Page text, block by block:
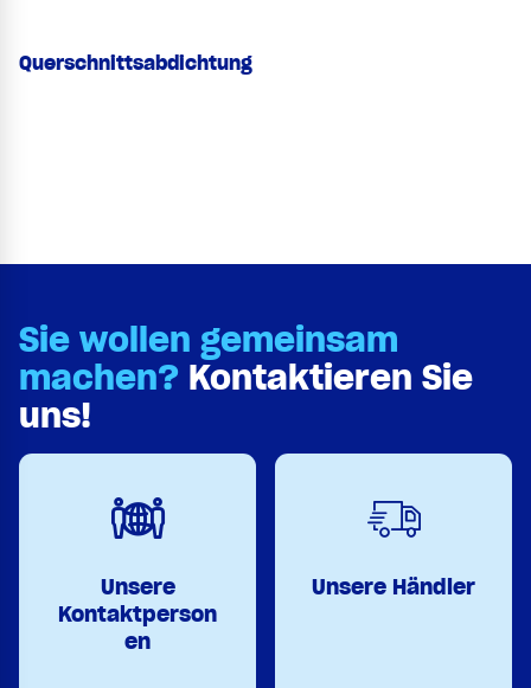
Querschnittsabdichtung
Sie wollen gemeinsam
machen? Kontaktieren Sie
uns!
Unsere
Kontaktperson
en
Unsere Händler